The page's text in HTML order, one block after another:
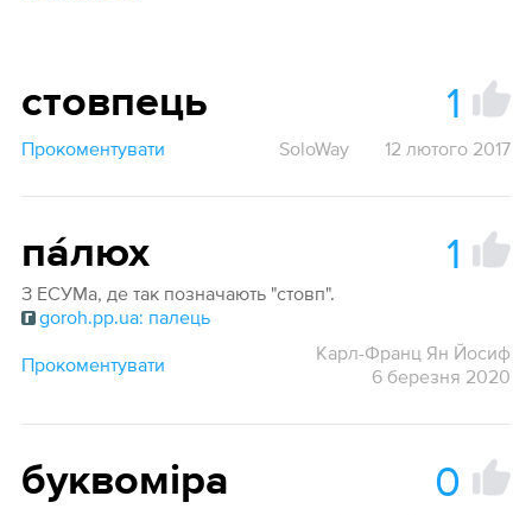
стовпець 1
Прокоментувати SoloWay 12 лютого 2017
па́люх 1
З ЕСУМа, де так позначають "стовп".
goroh.pp.ua: палець
Прокоментувати
Карл-Франц Ян Йосиф
6 березня 2020
буквоміра 0